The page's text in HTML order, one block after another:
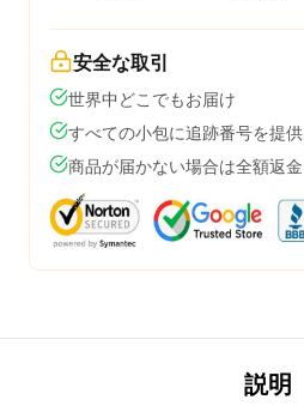
安全な取引
世界中どこでもお届け
すべての小包に追跡番号を提供
商品が届かない場合は全額返金
説明